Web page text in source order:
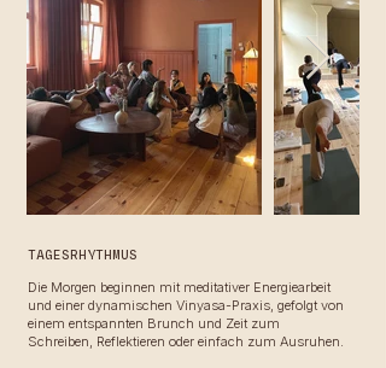
TAGESRHYTHMUS
Die Morgen beginnen mit meditativer Energiearbeit
und einer dynamischen Vinyasa-Praxis, gefolgt von
einem entspannten Brunch und Zeit zum
Schreiben, Reflektieren oder einfach zum Ausruhen.